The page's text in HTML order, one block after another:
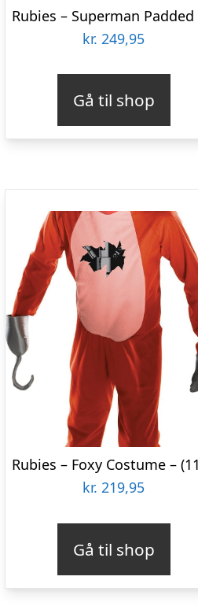
kr. 249,95
Gå til shop
kr. 219,95
Gå til shop